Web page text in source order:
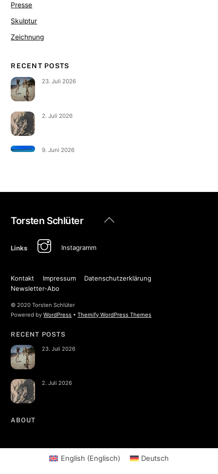
Presse
Skulptur
Zeichnung
RECENT POSTS
23. Juli 2026
2. Juli 2026
9. Juni 2026
Back
Torsten Schlüter
Links Instagramm
Kontakt Impressum
Datenschutzerklärung
Newsletter-Abo
© 2020 Torsten Schlüter
Powered byWordPress •Themify WordPress Themes
RECENT POSTS
23. Juli 2026
2. Juli 2026
ABOUT
English (Englisch) Deutsch